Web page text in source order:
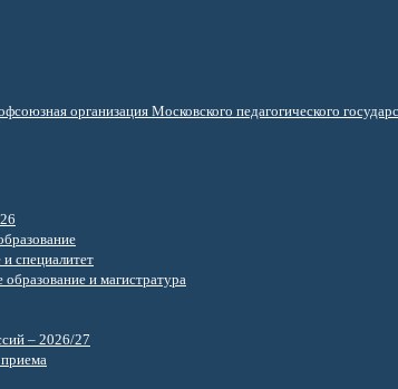
организация Московского педагогического
специалитет
и магистратура
– 2026/27